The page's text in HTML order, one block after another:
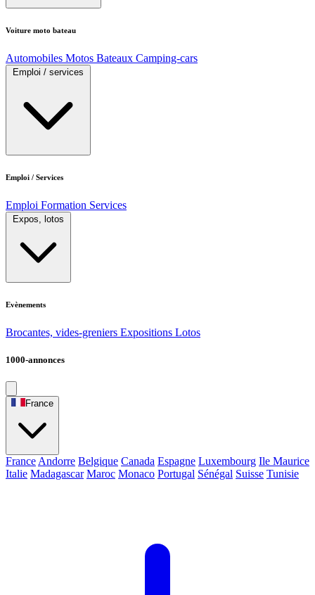
Voiture moto bateau
Automobiles Motos Bateaux Camping-cars
Emploi / services
Emploi / Services
Emploi Formation Services
Expos, lotos
Evènements
Brocantes, vides-greniers Expositions Lotos
1000-annonces
France
France Andorre Belgique Canada Espagne Luxembourg Ile Maurice
Italie Madagascar Maroc Monaco Portugal Sénégal Suisse Tunisie